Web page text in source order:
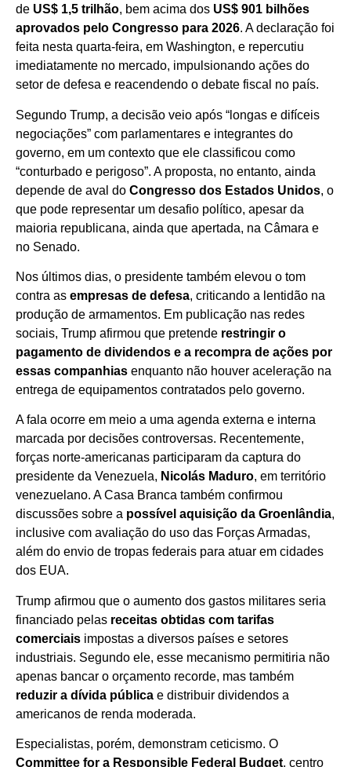
de US$ 1,5 trilhão, bem acima dos US$ 901 bilhões
aprovados pelo Congresso para 2026. A declaração foi
feita nesta quarta-feira, em Washington, e repercutiu
imediatamente no mercado, impulsionando ações do
setor de defesa e reacendendo o debate fiscal no país.
Segundo Trump, a decisão veio após “longas e difíceis
negociações” com parlamentares e integrantes do
governo, em um contexto que ele classificou como
“conturbado e perigoso”. A proposta, no entanto, ainda
depende de aval do Congresso dos Estados Unidos, o
que pode representar um desafio político, apesar da
maioria republicana, ainda que apertada, na Câmara e
no Senado.
Nos últimos dias, o presidente também elevou o tom
contra as empresas de defesa, criticando a lentidão na
produção de armamentos. Em publicação nas redes
sociais, Trump afirmou que pretende restringir o
pagamento de dividendos e a recompra de ações por
essas companhias enquanto não houver aceleração na
entrega de equipamentos contratados pelo governo.
A fala ocorre em meio a uma agenda externa e interna
marcada por decisões controversas. Recentemente,
forças norte-americanas participaram da captura do
presidente da Venezuela, Nicolás Maduro, em território
venezuelano. A Casa Branca também confirmou
discussões sobre a possível aquisição da Groenlândia,
inclusive com avaliação do uso das Forças Armadas,
além do envio de tropas federais para atuar em cidades
dos EUA.
Trump afirmou que o aumento dos gastos militares seria
financiado pelas receitas obtidas com tarifas
comerciais impostas a diversos países e setores
industriais. Segundo ele, esse mecanismo permitiria não
apenas bancar o orçamento recorde, mas também
reduzir a dívida pública e distribuir dividendos a
americanos de renda moderada.
Especialistas, porém, demonstram ceticismo. O
Committee for a Responsible Federal Budget, centro